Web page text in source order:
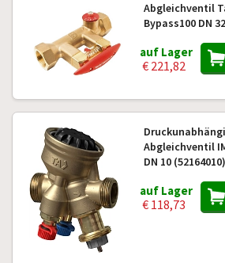
Abgleichventil
Bypass100 DN
auf Lager
€ 221,82
Abgleichventil
DN 10 (52164010)
auf Lager
€ 118,73